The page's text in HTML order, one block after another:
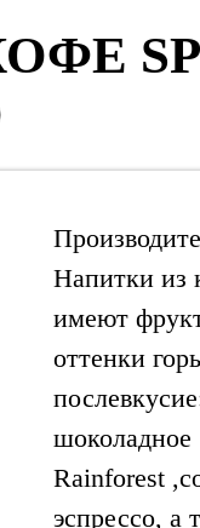
Напитки из
имеют
оттенки
шоколадное
Rainforest
эспрессо, а